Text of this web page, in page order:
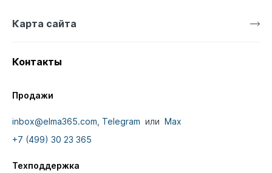
Карта сайта
Контакты
Продажи
inbox@elma365.com, Telegram или
Max
+7 (499) 30 23 365
Техподдержка